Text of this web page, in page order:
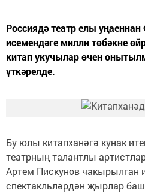
Россиядә театр елы
исемендәге милли төбәкне
китап укучылар өчен
үткәрелде.
Бу юлы китапханәгә кунак
театрның талантлы
Артем Пискунов чакырылган
спектакльләрдән җырлар